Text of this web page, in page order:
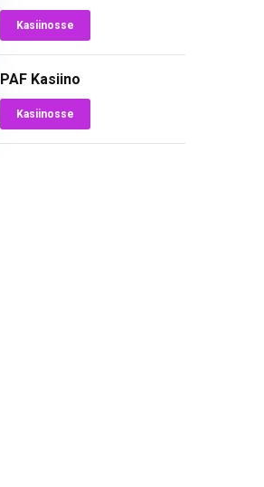
Kasiinosse
PAF Kasiino
Kasiinosse